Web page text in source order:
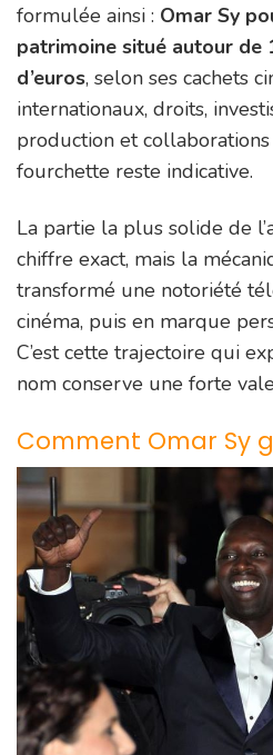
formulée ainsi : Omar Sy
patrimoine situé autour de
d’euros, selon ses cachets
internationaux, droits,
production et
fourchette reste indicative.
La partie la plus solide de
chiffre exact, mais la
transformé une notoriété
cinéma, puis en marque
C’est cette trajectoire qui
nom conserve une forte
Comment Omar Sy